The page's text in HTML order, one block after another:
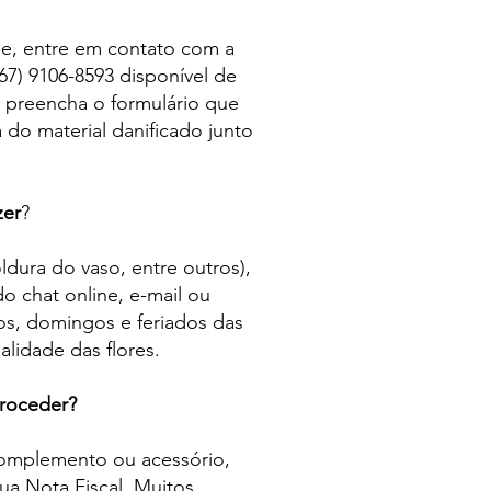
entre em contato com a
9106-8593 disponível de
preencha o formulário que
do material danificado junto
?
do vaso, entre outros),
chat online, e-mail ou
domingos e feriados das
das flores.
ou acessório,